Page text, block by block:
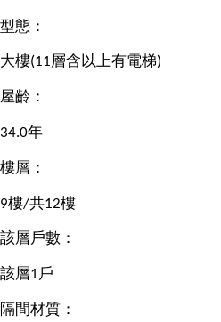
型態：
大樓(11層含以上有電梯)
屋齡：
34.0年
樓層：
9樓/共12樓
該層戶數：
該層1戶
隔間材質：